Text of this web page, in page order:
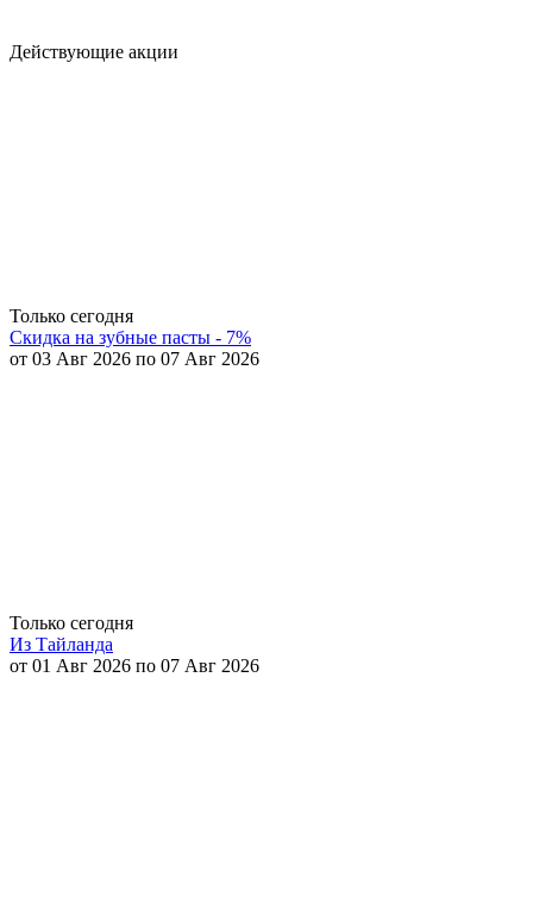
Действующие акции
Только сегодня
Скидка на зубные пасты - 7%
от 03 Авг 2026 по 07 Авг 2026
Только сегодня
Из Тайланда
от 01 Авг 2026 по 07 Авг 2026